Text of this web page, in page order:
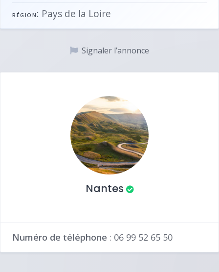
RÉGION : Pays de la Loire
Signaler l’annonce
Nantes
Numéro de téléphone : 06 99 52 65 50